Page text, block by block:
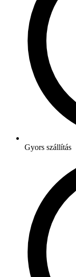
Gyors szállítás